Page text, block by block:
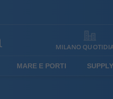
MILANO
MARE E PORTI